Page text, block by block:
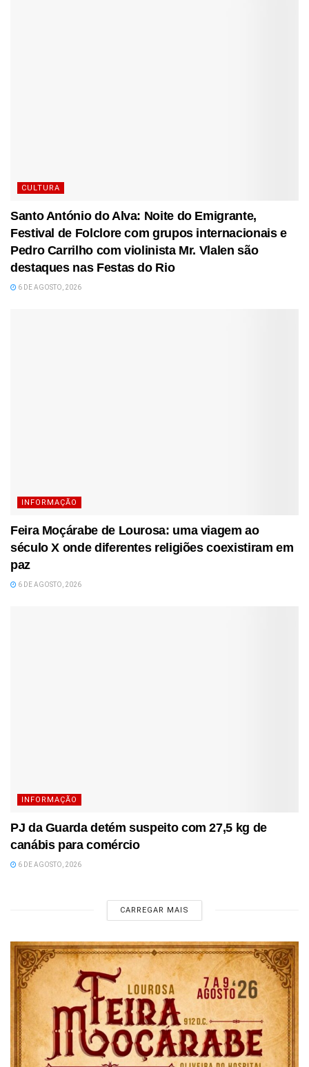
CULTURA
Santo António do Alva: Noite do Emigrante,
Festival de Folclore com grupos internacionais e
Pedro Carrilho com violinista Mr. Vlalen são
destaques nas Festas do Rio
6 DE AGOSTO, 2026
INFORMAÇÃO
Feira Moçárabe de Lourosa: uma viagem ao
século X onde diferentes religiões coexistiram em
paz
6 DE AGOSTO, 2026
INFORMAÇÃO
PJ da Guarda detém suspeito com 27,5 kg de
canábis para comércio
6 DE AGOSTO, 2026
CARREGAR MAIS